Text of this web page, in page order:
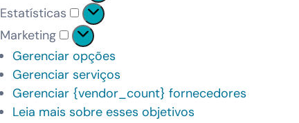
Estatísticas
Marketing
Gerenciar opções
Gerenciar serviços
Gerenciar {vendor_count} fornecedores
Leia mais sobre esses objetivos